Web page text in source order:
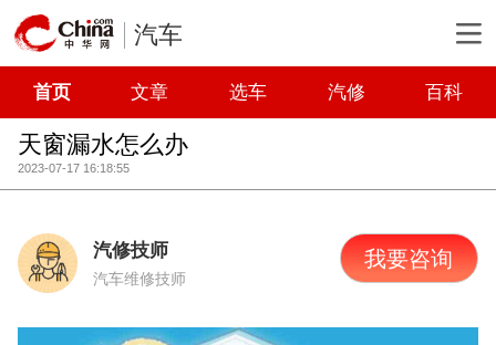
汽车
首页 文章 选车 汽修 百科
天窗漏水怎么办
2023-07-17 16:18:55
汽修技师
汽车维修技师
我要咨询